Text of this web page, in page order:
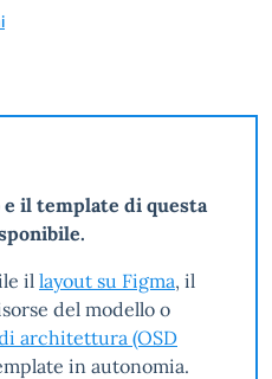
il template di questa
il layout su Figma, il
del modello o
architettura (OSD
in autonomia.